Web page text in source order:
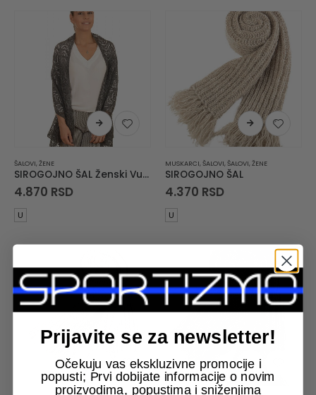
ŠALOVI, ŽENE
SIROGOJNO ŠAL Ženski Vuneni Šal
4.870 RSD
U
MUSKARCI, ŠALOVI, ŠALOVI, ŽENE
SIROGOJNO ŠAL
4.370 RSD
U
Prijavite se za newsletter!
Očekuju vas ekskluzivne promocije i
popusti; Prvi dobijate informacije o novim
proizvodima, popustima i sniženjima